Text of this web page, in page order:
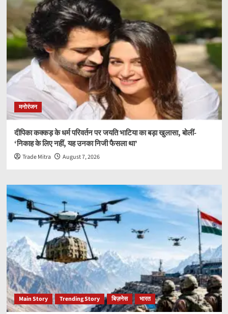
मनोरंजन
दीपिका कक्कड़ के धर्म परिवर्तन पर जयति भाटिया का बड़ा खुलासा, बोलीं-
‘निकाह के लिए नहीं, यह उनका निजी फैसला था’
Trade Mitra August 7, 2026
Main Story Trending Story बिज़नेस भारत